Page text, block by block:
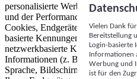
personalisierte Werbung und
und der Performance von Inhalten
Cookies, Endgeräte- oder
basierte Kennungen, zufällig
netzwerkbasierte Kennungen)
Informationen (z. B. Browsertyp
Sprache, Bildschirmgröße,
Vielen Dank
Bereitstellung
Login-basierte
Informationen
Werbung und
ist für den